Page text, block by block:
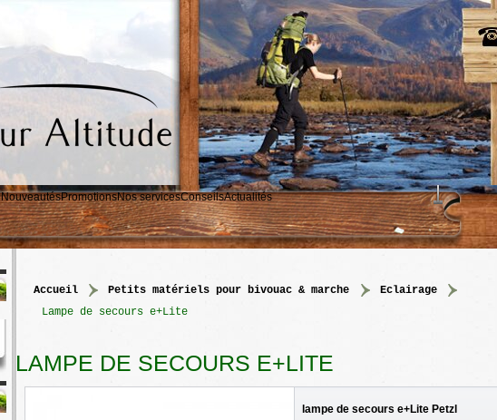
NouveautésPromotionsNos servicesConseilsActualités
accueil > petits matériels pour bivouac & marche >
eclairage
Lampe de secours e+Lite
LAMPE DE SECOURS E+LITE
lampe de secours e+Lite Petzl